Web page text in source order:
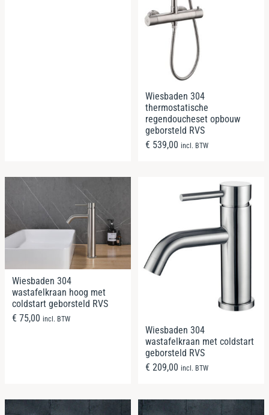
Wiesbaden 304
thermostatische
regendoucheset opbouw
geborsteld RVS
€ 539,00 incl. BTW
Wiesbaden 304
wastafelkraan hoog met
coldstart geborsteld RVS
€ 75,00 incl. BTW
Wiesbaden 304
wastafelkraan met coldstart
geborsteld RVS
€ 209,00 incl. BTW